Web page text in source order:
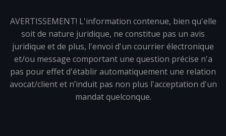
AVERTISSEMENT! L'information contenue, bien qu'elle
soit de nature juridique, ne constitue pas un avis
juridique et de plus, l'envoi d'un courrier électronique
et/ou message comportant une question précise n'a
pas pour effet d'établir automatiquement une relation
avocat/client et n’induit pas non plus l'acceptation d'un
mandat quelconque.